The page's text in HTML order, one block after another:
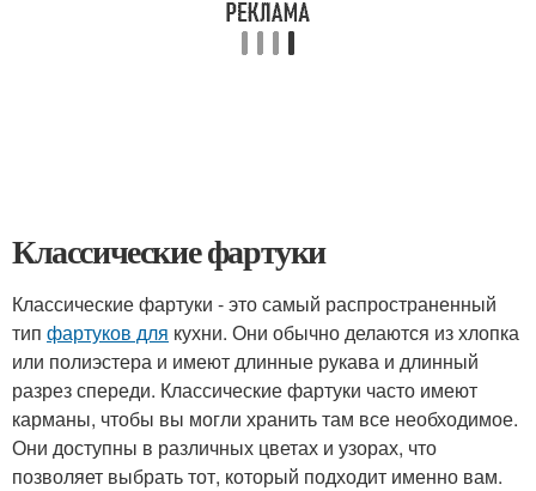
Классические фартуки
Классические фартуки - это самый распространенный
тип фартуков для кухни. Они обычно делаются из хлопка
или полиэстера и имеют длинные рукава и длинный
разрез спереди. Классические фартуки часто имеют
карманы, чтобы вы могли хранить там все необходимое.
Они доступны в различных цветах и узорах, что
позволяет выбрать тот, который подходит именно вам.